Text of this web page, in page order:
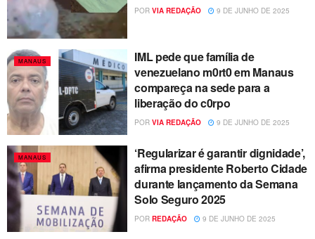
POR VIA REDAÇÃO 9 DE JUNHO DE 2025
MANAUS
IML pede que família de
venezuelano m0rt0 em Manaus
compareça na sede para a
liberação do c0rpo
POR VIA REDAÇÃO 9 DE JUNHO DE 2025
MANAUS
‘Regularizar é garantir dignidade’,
afirma presidente Roberto Cidade
durante lançamento da Semana
Solo Seguro 2025
POR REDAÇÃO 9 DE JUNHO DE 2025